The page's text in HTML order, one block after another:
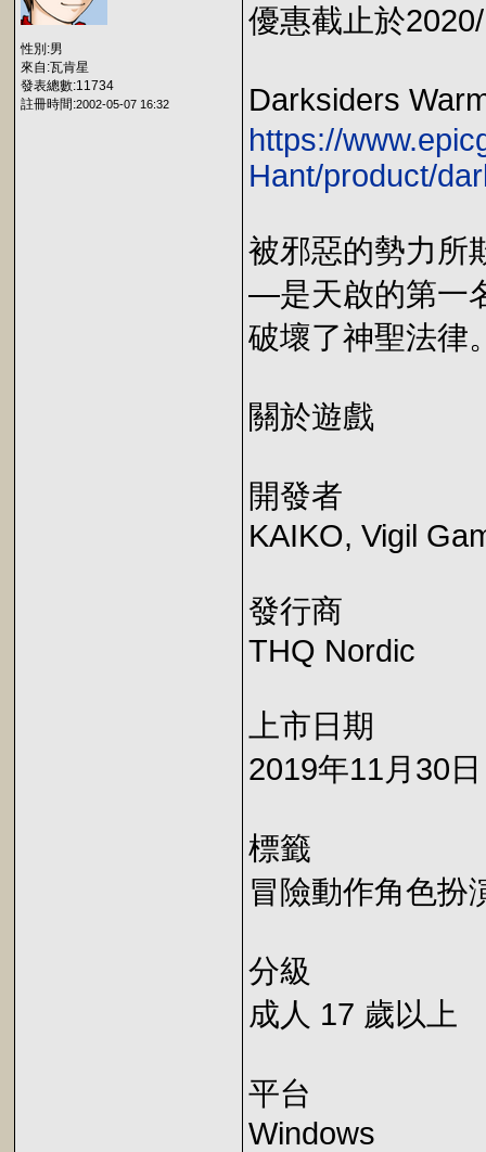
性別:男
來自:瓦肯星
發表總數:11734
註冊時間:2002-05-07 16:32
優惠截止於
Darksiders
https://
Hant/product/
被邪惡的勢力所
—是天啟的第一
破壞了神聖法律
關於遊戲
開發者
KAIKO, Vigil
發行商
THQ Nordic
上市日期
2019年11月30日
標籤
冒險動作角色扮
分級
成人 17 歲以上
平台
Windows